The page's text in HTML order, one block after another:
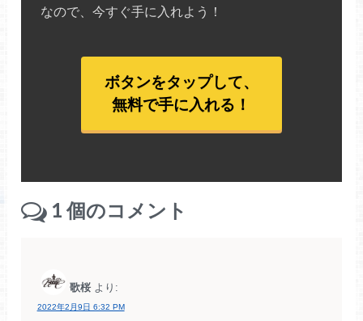
なので、今すぐ手に入れよう！
ボタンをタップして、
無料で手に入れる！
1 個のコメント
歌桜 より:
2022年2月9日 6:32 PM